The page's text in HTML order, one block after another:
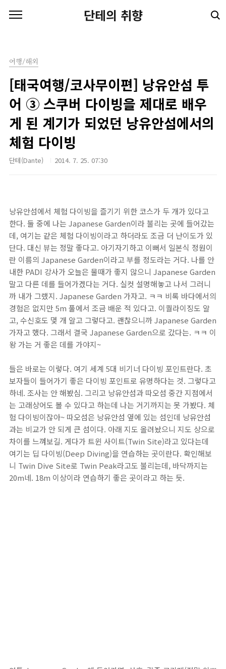
단테의 취향
여행/해외
[태국여행/코사무이편] 낭유안섬 투
어 ③ 스쿠버 다이빙을 제대로 배우
게 된 계기가 되었던 낭유안섬에서의
체험 다이빙
단테(Dante) 2014. 7. 25. 07:30
낭유안섬에서 체험 다이빙을 즐기기 위한 코스가 두 개가 있다고
한다. 둘 중에 나는 Japanese Garden이라 불리는 곳에 들어갔는
데, 여기는 같은 체험 다이빙이라고 하더라도 조금 더 난이도가 있
단다. 대신 뷰는 정말 좋다고. 아기자기하고 이뻐서 일본식 정원이
란 이름의 Japanese Garden이라고 부를 정도라는 거다. 나를 안
내한 PADI 강사가 오늘은 물때가 좋지 않으니 Japanese Garden
말고 다른 데를 들어가겠다는 거다. 실컷 설명해놓고 나서 그러니
까 내가 그랬지. Japanese Garden 가자고. ㅋㅋ 비록 바다에서의
경험은 없지만 5m 풀에서 조금 배운 적 있다고. 이퀄라이징도 알
고, 수신호도 몇 개 알고 그렇다고. 괜찮으니까 Japanese Garden
가자고 했다. 그래서 결국 Japanese Garden으로 갔다는. ㅋㅋ 이
왕 가는 거 좋은 데를 가야지~
들은 바로는 이렇다. 여기 세계 5대 비기너 다이빙 포인트란다. 초
보자들이 들어가기 좋은 다이빙 포인트로 유명하다는 것. 그렇다고
하네. 조사는 안 해봤심. 그리고 낭유안섬과 따오섬 중간 지점에서
는 고래상어도 볼 수 있다고 하는데 나는 거기까지는 못 가봤다. 체
험 다이빙이잖아~ 따오섬은 낭유안섬 옆에 있는 섬인데 낭유안섬
과는 비교가 안 되게 큰 섬이다. 아래 지도 올려놨으니 지도 상으로
차이를 느껴보길. 게다가 트윈 사이트(Twin Site)라고 있다는데
여기는 딥 다이빙(Deep Diving)을 연습하는 곳이란다. 확인해보
니 Twin Dive Site로 Twin Peak라고도 불리는데, 바닥까지는
20m네. 18m 이상이라 연습하기 좋은 곳이라고 하는 듯.